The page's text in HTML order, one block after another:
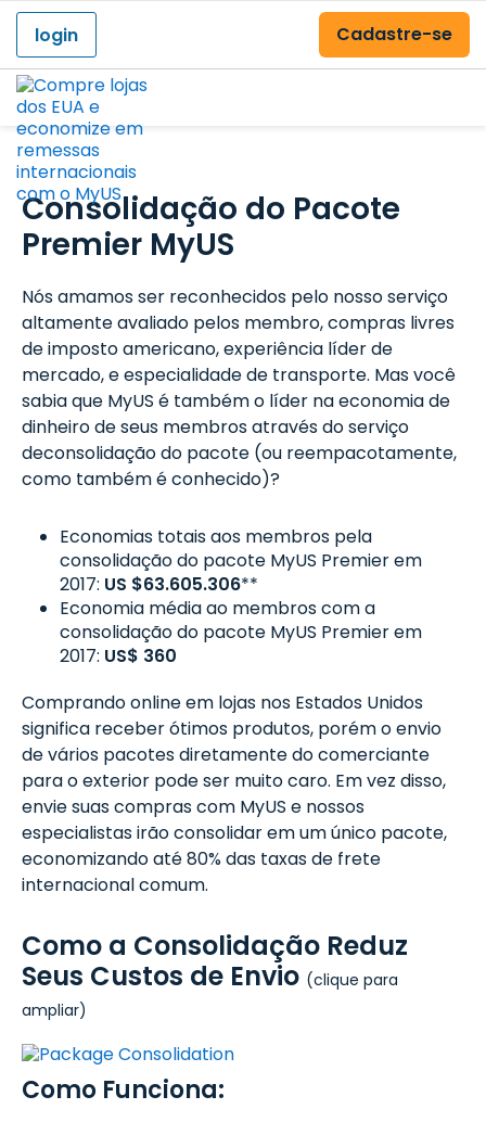
login
Cadastre-se
Consolidação do Pacote
Premier MyUS
Nós amamos ser reconhecidos pelo nosso serviço
altamente avaliado pelos membro, compras livres
de imposto americano, experiência líder de
mercado, e especialidade de transporte. Mas você
sabia que MyUS é também o líder na economia de
dinheiro de seus membros através do serviço
deconsolidação do pacote (ou reempacotamente,
como também é conhecido)?
Economias totais aos membros pela
consolidação do pacote MyUS Premier em
2017: US $63.605.306**
Economia média ao membros com a
consolidação do pacote MyUS Premier em
2017: US$ 360
Comprando online em lojas nos Estados Unidos
significa receber ótimos produtos, porém o envio
de vários pacotes diretamente do comerciante
para o exterior pode ser muito caro. Em vez disso,
envie suas compras com MyUS e nossos
especialistas irão consolidar em um único pacote,
economizando até 80% das taxas de frete
internacional comum.
Como a Consolidação Reduz
Seus Custos de Envio (clique para
ampliar)
Como Funciona: